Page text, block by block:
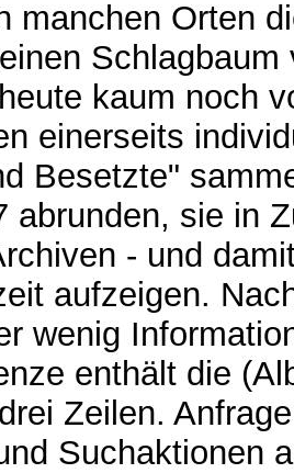
manchen Orten
kaum noch
einerseits
Besetzte"
abrunden, sie in
- und
aufzeigen.
wenig
enthält die
Zeilen.
Suchaktionen